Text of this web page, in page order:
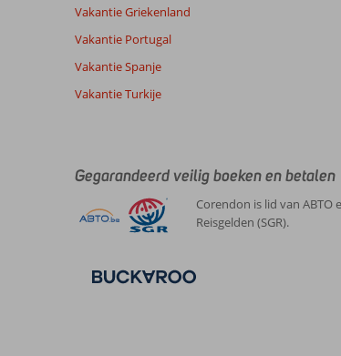
Ervaringen
van onze
klanten
8,0
Raymond
Nederland
,
21 juni 2026
Over
Veel
mooie
en
ook
Algemene indruk 8
Service 8
Prijs/kwaliteit 8
Kamers
Kindvriendelijk
Vakantie Griekenland
Vakantie Portugal
Vakantie Spanje
Vakantie Turkije
Gegarandeerd veilig boeken en betalen
Corendon is lid van
Reisgelden (SGR).